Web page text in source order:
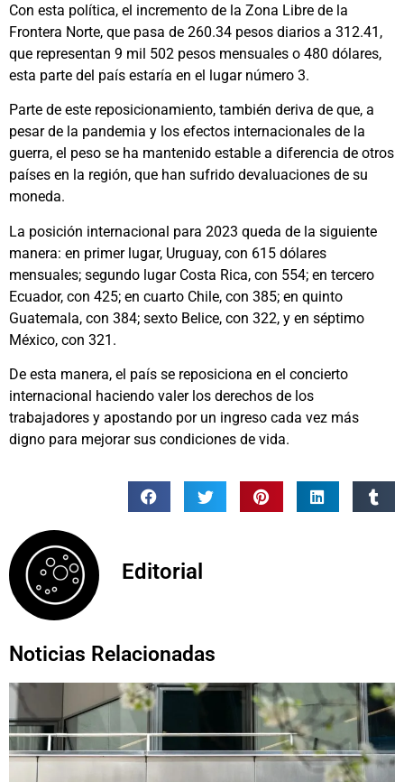
Con esta política, el incremento de la Zona Libre de la
Frontera Norte, que pasa de 260.34 pesos diarios a 312.41,
que representan 9 mil 502 pesos mensuales o 480 dólares,
esta parte del país estaría en el lugar número 3.
Parte de este reposicionamiento, también deriva de que, a
pesar de la pandemia y los efectos internacionales de la
guerra, el peso se ha mantenido estable a diferencia de otros
países en la región, que han sufrido devaluaciones de su
moneda.
La posición internacional para 2023 queda de la siguiente
manera: en primer lugar, Uruguay, con 615 dólares
mensuales; segundo lugar Costa Rica, con 554; en tercero
Ecuador, con 425; en cuarto Chile, con 385; en quinto
Guatemala, con 384; sexto Belice, con 322, y en séptimo
México, con 321.
De esta manera, el país se reposiciona en el concierto
internacional haciendo valer los derechos de los
trabajadores y apostando por un ingreso cada vez más
digno para mejorar sus condiciones de vida.
Editorial
Noticias Relacionadas